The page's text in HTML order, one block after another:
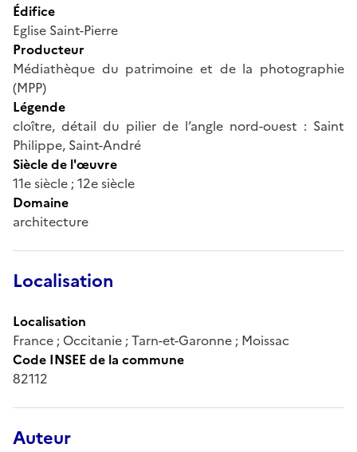
Édifice
Eglise Saint-Pierre
Producteur
Médiathèque du patrimoine et de la photographie
(MPP)
Légende
cloître, détail du pilier de l’angle nord-ouest : Saint
Philippe, Saint-André
Siècle de l'œuvre
11e siècle ; 12e siècle
Domaine
architecture
Localisation
Localisation
France ; Occitanie ; Tarn-et-Garonne ; Moissac
Code INSEE de la commune
82112
Auteur